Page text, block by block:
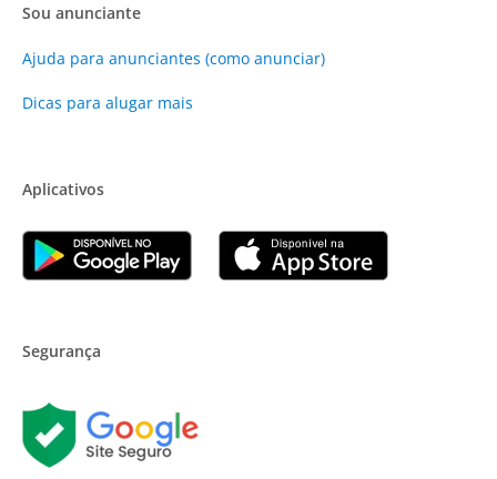
Sou anunciante
Ajuda para anunciantes (como anunciar)
Dicas para alugar mais
Aplicativos
Segurança